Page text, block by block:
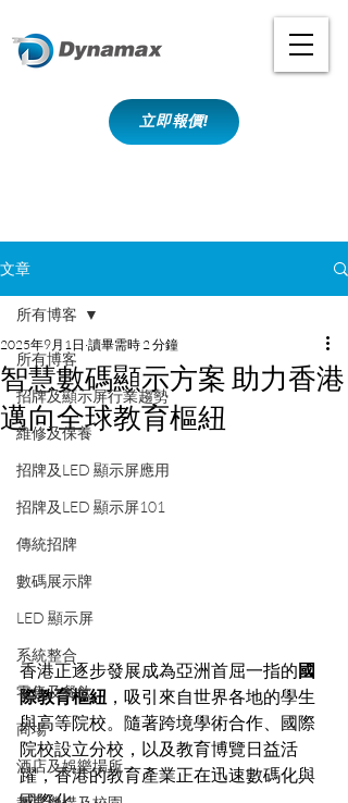
立即報價!
文章
所有博客
招牌及顯示屏行業趨勢
維修及保養
招牌及LED 顯示屏應用
招牌及LED 顯示屏101
傳統招牌
數碼展示牌
LED 顯示屏
系統整合
零售及餐飲
商場
酒店及娛樂場所
所有博客
智慧數碼顯示方案 助力香港
邁向全球教育樞紐
2025年9月1日 讀畢需時 2 分鐘
香港正逐步發展成為亞洲首屈一指的 國
際教育樞紐 ，吸引來自世界各地的學生
與高等院校。隨著跨境學術合作、國際
院校設立分校，以及教育博覽日益活
躍，香港的教育產業正在迅速數碼化與